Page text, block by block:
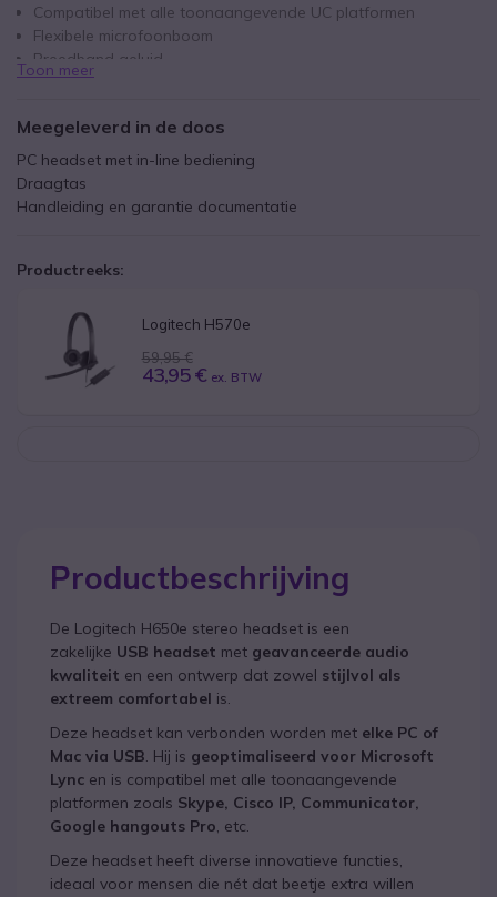
Compatibel met alle toonaangevende UC platformen
Flexibele microfoonboom
Breedband geluid
DSP-technologie
Toon meer
Meegeleverd in de doos
PC headset met in-line bediening
Draagtas
Handleiding en garantie documentatie
Productreeks:
Logitech H570e
59,95 €
43,95 € ex. BTW
Productbeschrijving
De Logitech H650e stereo headset is een
zakelijke USB headset met geavanceerde audio
kwaliteit en een ontwerp dat zowel stijlvol als
extreem comfortabel is.
Deze headset kan verbonden worden met elke PC of
Mac via USB. Hij is geoptimaliseerd voor Microsoft
Lync en is compatibel met alle toonaangevende
platformen zoals Skype, Cisco IP, Communicator,
Google hangouts Pro, etc.
Deze headset heeft diverse innovatieve functies,
ideaal voor mensen die nét dat beetje extra willen